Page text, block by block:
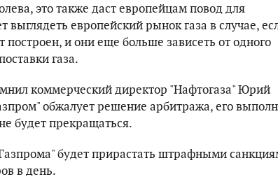
это также даст европейцам повод для
европейский рынок газа в случае,
построен, и они еще больше зависеть от одного
газа.
коммерческий директор "Нафтогаза" Юрий
обжалует решение арбитража, его
будет прекращаться.
будет прирастать штрафными
в день.